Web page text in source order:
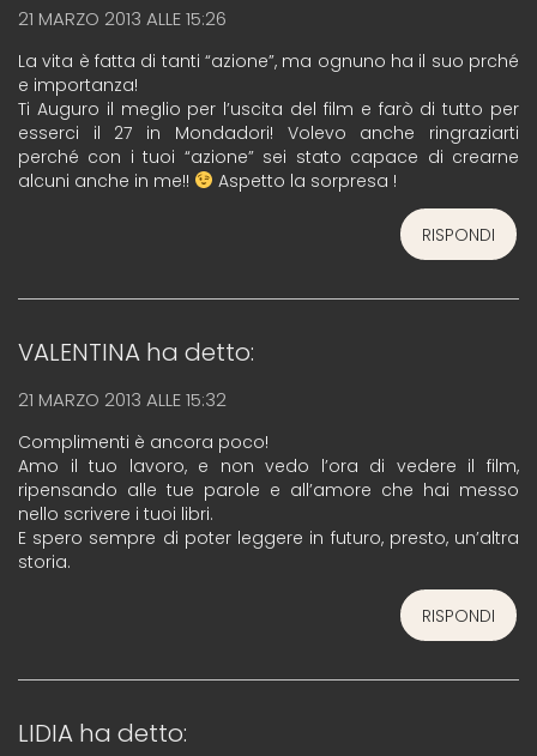
21 MARZO 2013 ALLE 15:26
La vita è fatta di tanti “azione”, ma ognuno ha il suo prché
e importanza!
Ti Auguro il meglio per l’uscita del film e farò di tutto per
esserci il 27 in Mondadori! Volevo anche ringraziarti
perché con i tuoi “azione” sei stato capace di crearne
alcuni anche in me!!
Aspetto la sorpresa !
RISPONDI
VALENTINA ha detto:
21 MARZO 2013 ALLE 15:32
Complimenti è ancora poco!
Amo il tuo lavoro, e non vedo l’ora di vedere il film,
ripensando alle tue parole e all’amore che hai messo
nello scrivere i tuoi libri.
E spero sempre di poter leggere in futuro, presto, un’altra
storia.
RISPONDI
LIDIA ha detto: